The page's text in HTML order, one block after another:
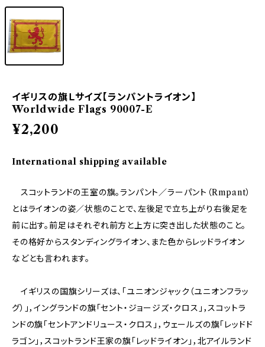
イギリスの旗Ｌサイズ【ランパントライオン】
Worldwide Flags 90007-E
¥2,200
International shipping available
スコットランドの王室の旗。ランパント／ラーパント（Rmpant）
とはライオンの姿／状態のことで、左後足で立ち上がり右後足を
前に出す。前足はそれぞれ前方と上方に突き出した状態のこと。
その格好からスタンディングライオン、また色からレッドライオン
などとも言われます。
イギリスの国旗シリーズは、「ユニオンジャック（ユニオンフラッ
グ）」，イングランドの旗「セント・ジョージズ・クロス」，スコットラ
ンドの旗「セントアンドリュース・クロス」，ウェールズの旗「レッドド
ラゴン」，スコットランド王家の旗「レッドライオン」，北アイルランド